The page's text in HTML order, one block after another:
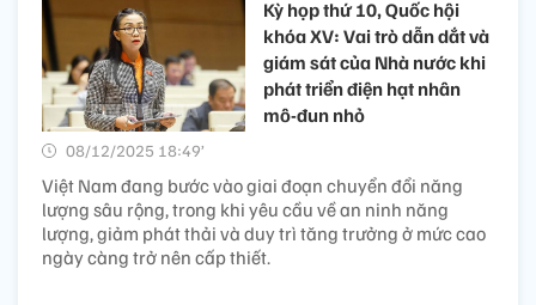
Kỳ họp thứ 10, Quốc hội
khóa XV: Vai trò dẫn dắt và
giám sát của Nhà nước khi
phát triển điện hạt nhân
mô-đun nhỏ
08/12/2025 18:49’
Việt Nam đang bước vào giai đoạn chuyển đổi năng
lượng sâu rộng, trong khi yêu cầu về an ninh năng
lượng, giảm phát thải và duy trì tăng trưởng ở mức cao
ngày càng trở nên cấp thiết.